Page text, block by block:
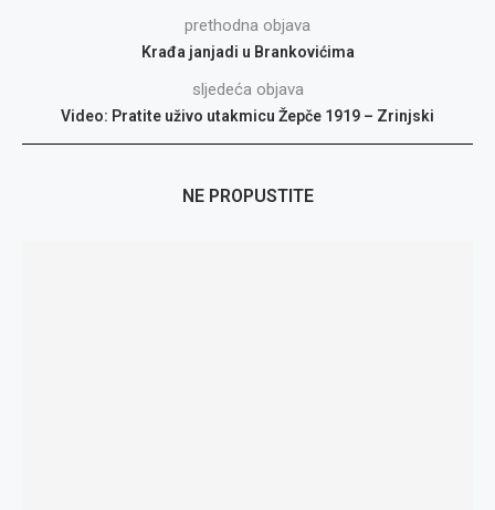
prethodna objava
Krađa janjadi u Brankovićima
sljedeća objava
Video: Pratite uživo utakmicu Žepče 1919 – Zrinjski
NE PROPUSTITE